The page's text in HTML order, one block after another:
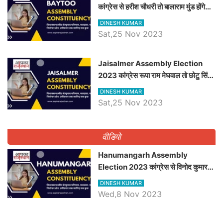
कांग्रेस से हरीश चौधरी तो बालाराम मुंड होंगे
भाजपा उम्मीदवार, जानिये बायतू विधानसभा
सीट के ताजा समीकरण
DINESH KUMAR
Sat,25 Nov 2023
​​​​​​​Jaisalmer Assembly Election
2023 कांग्रेस रूपा राम मेघवाल तो छोटु सिंह
भाटी होंगे भाजपा उम्मीदवार, जानिये जैसलमेर
विधानसभा सीट के ताजा समीकरण
DINESH KUMAR
Sat,25 Nov 2023
वीडियो
Hanumangarh Assembly
Election 2023 कांग्रेस से विनोद कुमार
चौधरी तो अमित चौधरी होंगे भाजपा उम्मीदवार,
जानिये हनुमानगढ़ विधानसभा सीट के ताजा
DINESH KUMAR
Wed,8 Nov 2023